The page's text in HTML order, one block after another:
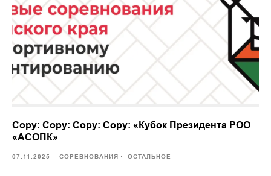
Copy: Copy: Copy: Copy: «Кубок Президента РОО
«АСОПК»
07.11.2025 СОРЕВНОВАНИЯ ОСТАЛЬНОЕ